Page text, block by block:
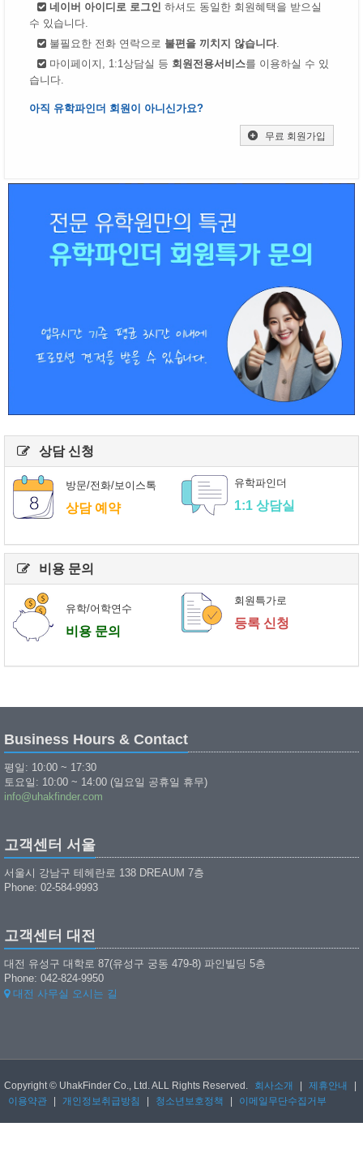
네이버 아이디로 로그인 하셔도 동일한 회원혜택을 받으실
수 있습니다.
불필요한 전화 연락으로 불편을 끼치지 않습니다.
마이페이지, 1:1상담실 등 회원전용서비스를 이용하실 수 있
습니다.
아직 유학파인더 회원이 아니신가요?
무료 회원가입
상담 신청
방문/전화/보이스톡
상담 예약
유학파인더
1:1 상담실
비용 문의
유학/어학연수
비용 문의
회원특가로
등록 신청
Business Hours & Contact
평일: 10:00 ~ 17:30
토요일: 10:00 ~ 14:00 (일요일 공휴일 휴무)
info@uhakfinder.com
고객센터 서울
서울시 강남구 테헤란로 138 DREAUM 7층
Phone: 02-584-9993
고객센터 대전
대전 유성구 대학로 87(유성구 궁동 479-8) 파인빌딩 5층
Phone: 042-824-9950
대전 사무실 오시는 길
Copyright © UhakFinder Co., Ltd. ALL Rights Reserved. 회사소개 | 제휴안내
|
이용약관
| 개인정보취급방침 | 청소년보호정책 | 이메일무단수집거부